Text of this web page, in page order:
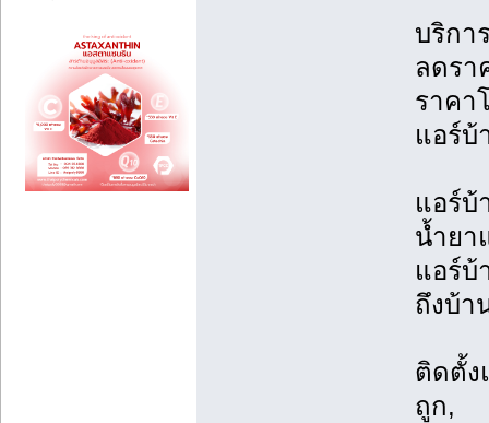
บริกา
ลดรา
ราคา
แอร์บ้
แอร์บ้
น้ำยา
แอร์บ้
ถึงบ้า
ติดตั้ง
ถูก,